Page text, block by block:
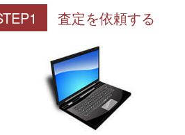
査定を依頼する